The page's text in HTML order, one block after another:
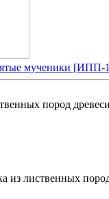
мученики [ИПП-
пород
из лиственных